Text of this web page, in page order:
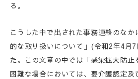
る。
こうした中で出された事務連絡のな
的な取り扱いについて」(令和2年4月
た。この文章の中では「感染拡大防
困難な場合においては、要介護認定及